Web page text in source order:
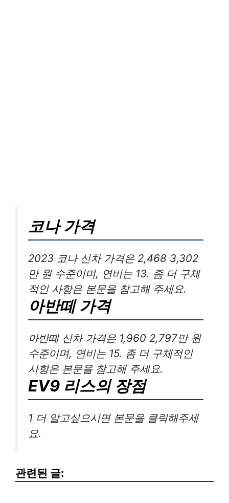
코나 가격
2023 코나 신차 가격은 2,468 3,302
만 원 수준이며, 연비는 13. 좀 더 구체
적인 사항은 본문을 참고해 주세요.
아반떼 가격
아반떼 신차 가격은 1,960 2,797만 원
수준이며, 연비는 15. 좀 더 구체적인
사항은 본문을 참고해 주세요.
EV9 리스의 장점
1 더 알고싶으시면 본문을 클릭해주세
요.
관련된 글: